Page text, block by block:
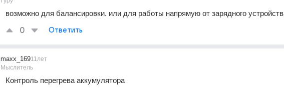
возможно для балансировки. или для работы напрямую от зарядного
0 Ответить
maxx_169
Мыслитель
11лет
Контроль перегрева аккумулятора